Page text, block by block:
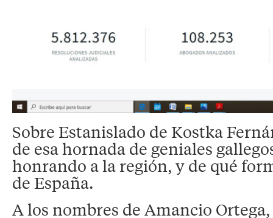
Sobre Estanislado de Kostka
de esa hornada de geniales
honrando a la región, y de qué
de España.
A los nombres de Amancio